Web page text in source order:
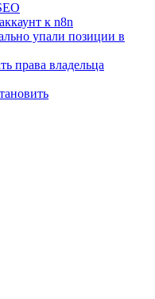
к n8n
упали позиции в
права владельца